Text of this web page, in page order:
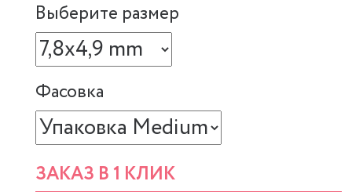
Выберите размер
Фасовка
ЗАКАЗ В 1 КЛИК